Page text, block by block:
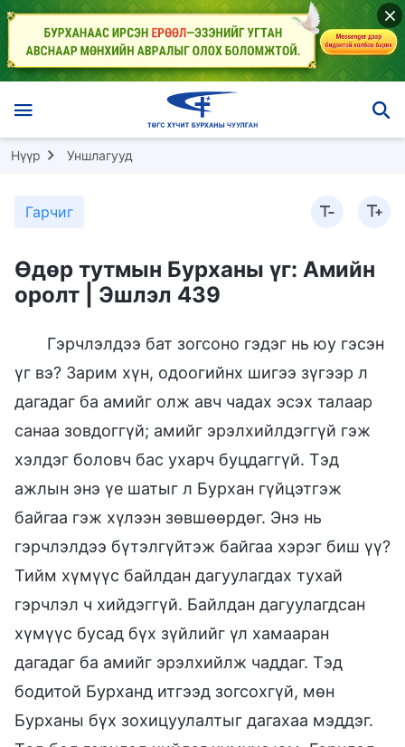
Нүүр Уншлагууд
Гарчиг
Өдөр тутмын Бурханы үг: Амийн
оролт | Эшлэл 439
Гэрчлэлдээ бат зогсоно гэдэг нь юу гэсэн
үг вэ? Зарим хүн, одоогийнх шигээ зүгээр л
дагадаг ба амийг олж авч чадах эсэх талаар
санаа зовдоггүй; амийг эрэлхийлдэггүй гэж
хэлдэг боловч бас ухарч буцдаггүй. Тэд
ажлын энэ үе шатыг л Бурхан гүйцэтгэж
байгаа гэж хүлээн зөвшөөрдөг. Энэ нь
гэрчлэлдээ бүтэлгүйтэж байгаа хэрэг биш үү?
Тийм хүмүүс байлдан дагуулагдах тухай
гэрчлэл ч хийдэггүй. Байлдан дагуулагдсан
хүмүүс бусад бүх зүйлийг үл хамааран
дагадаг ба амийг эрэлхийлж чаддаг. Тэд
бодитой Бурханд итгээд зогсохгүй, мөн
Бурханы бүх зохицуулалтыг дагахаа мэддэг.